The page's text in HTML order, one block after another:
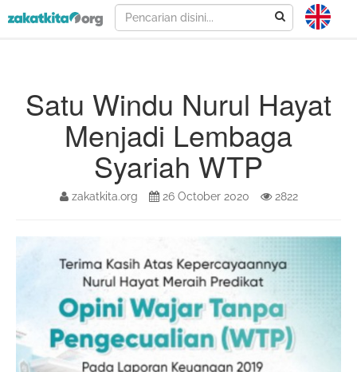
Satu Windu Nurul Hayat
Menjadi Lembaga
Syariah WTP
zakatkita.org 26 October 2020 2822